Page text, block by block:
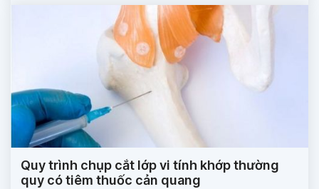
Quy trình chụp cắt lớp vi tính khớp thường
quy có tiêm thuốc cản quang